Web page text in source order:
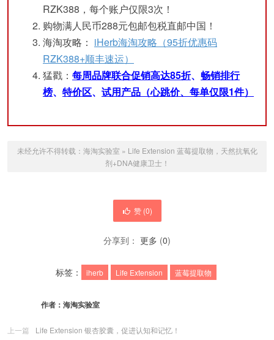
RZK388，每个账户仅限3次！
购物满人民币288元包邮包税直邮中国！
海淘攻略： iHerb海淘攻略（95折优惠码
RZK388+顺丰速运）
猛戳： 每周品牌联合促销高达85折、 畅销排行
榜、 特价区、 试用产品（心跳价、每单仅限1件）
未经允许不得转载： 海淘实验室 » Life Extension 蓝莓提取物，天然抗氧化
剂+DNA健康卫士！
赞 (0)
分享到： 更多 (0)
标签： iherb Life Extension 蓝莓提取物
作者： 海淘实验室
上一篇
Life Extension 银杏胶囊，促进认知和记忆！